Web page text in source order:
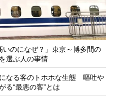
いのになぜ？」東京～博多間の
選ぶ人の事情
なる客のトホホな生態 嘔吐や
る“最悪の客”とは